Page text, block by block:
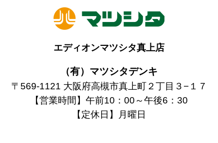
エディオンマツシタ真上店
（有）マツシタデンキ
〒569-1121 大阪府高槻市真上町２丁目３−１７
【営業時間】午前10：00～午後6：30
【定休日】月曜日